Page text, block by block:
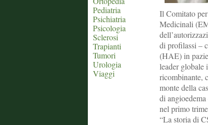
Pediatria
Psichiatria
Psicologia
Sclerosi
Trapianti
Tumori
Urologia
Viaggi
Il Comitato
Medicinali
di profilassi –
(HAE) in
leader globale
ricombinante,
monte della
di
nel primo
“La storia di